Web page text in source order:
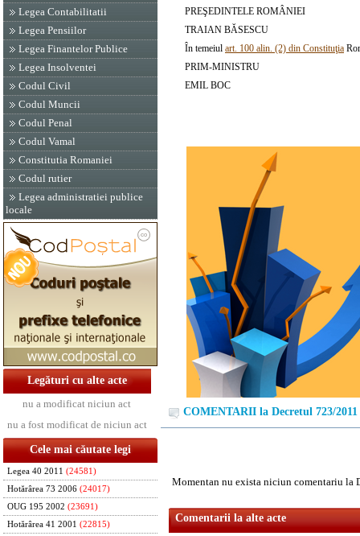
Legea Contabilitatii
Legea Pensiilor
Legea Finantelor Publice
Legea Insolventei
Codul Civil
Codul Muncii
Codul Penal
Codul Vamal
Constitutia Romaniei
Codul rutier
Legea administratiei publice
locale
Legături cu alte acte
nu a modificat niciun act
nu a fost modificat de niciun act
Cele mai căutate legi
Legea 40 2011 (24581)
Hotărârea 73 2006 (24017)
OUG 195 2002 (23691)
Hotărârea 41 2001 (22815)
PREŞEDINTELE ROMÂNIEI
TRAIAN BĂSESCU
În temeiul art. 100 alin. (2) din Constituţia
PRIM-MINISTRU
EMIL BOC
COMENTARII la Decretul 723/2011
Momentan nu exista niciun comentariu la
Comentarii la alte acte